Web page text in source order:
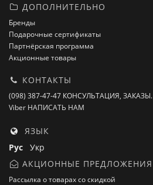
ДОПОЛНИТЕЛЬНО
Бренды
Подарочные сертификаты
Партнёрская программа
Акционные товары
КОНТАКТЫ
(098) 387-47-47 КОНСУЛЬТАЦИЯ, ЗАКАЗЫ.
Viber НАПИСАТЬ НАМ
ЯЗЫК
Рус Укр
АКЦИОННЫЕ ПРЕДЛОЖЕНИЯ
Рассылка о товарах со скидкой